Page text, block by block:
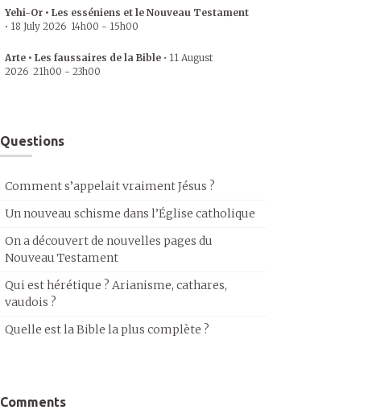
Yehi-Or • Les esséniens et le Nouveau Testament
• 18 July 2026 14h00 - 15h00
Arte • Les faussaires de la Bible • 11 August
2026 21h00 - 23h00
Questions
Comment s’appelait vraiment Jésus ?
Un nouveau schisme dans l’Église catholique
On a découvert de nouvelles pages du
Nouveau Testament
Qui est hérétique ? Arianisme, cathares,
vaudois ?
Quelle est la Bible la plus complète ?
Comments